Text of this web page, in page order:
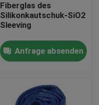
Fiberglas des
Silikonkautschuk-SiO2
Sleeving
Anfrage absenden